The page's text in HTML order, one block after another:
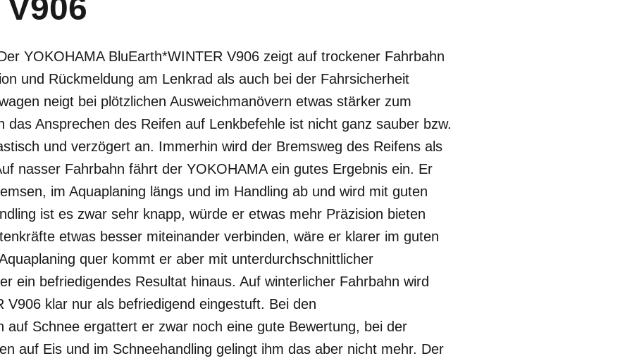
YOKOHAMA BluEarth*WINTER V906 zeigt auf trockener Fahrbahn
und Rückmeldung am Lenkrad als auch bei der Fahrsicherheit
neigt bei plötzlichen Ausweichmanövern etwas stärker zum
das Ansprechen des Reifen auf Lenkbefehle ist nicht ganz sauber bzw.
und verzögert an. Immerhin wird der Bremsweg des Reifens als
nasser Fahrbahn fährt der YOKOHAMA ein gutes Ergebnis ein. Er
im Aquaplaning längs und im Handling ab und wird mit guten
ist es zwar sehr knapp, würde er etwas mehr Präzision bieten
etwas besser miteinander verbinden, wäre er klarer im guten
quer kommt er aber mit unterdurchschnittlicher
ein befriedigendes Resultat hinaus. Auf winterlicher Fahrbahn wird
V906 klar nur als befriedigend eingestuft. Bei den
auf Schnee ergattert er zwar noch eine gute Bewertung, bei der
auf Eis und im Schneehandling gelingt ihm das aber nicht mehr. Der